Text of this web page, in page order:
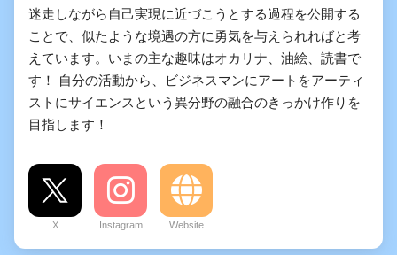
迷走しながら自己実現に近づこうとする過程を公開する
ことで、似たような境遇の方に勇気を与えられればと考
えています。いまの主な趣味はオカリナ、油絵、読書で
す！ 自分の活動から、ビジネスマンにアートをアーティ
ストにサイエンスという異分野の融合のきっかけ作りを
目指します！
X Instagram Website